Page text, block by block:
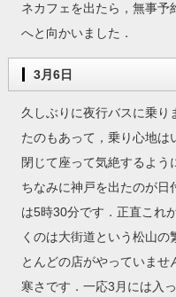
ネカフェを出たら，無事予
へと向かいました．
3月6日
久しぶりに夜行バスに乗り
たのもあって，乗り心地は
閉じて座って気絶するよう
ちなみに神戸を出たのが日
は5時30分です．正直これ
くのは大街道という松山
とんどの店がやっていませ
寒さです．一応3月には入